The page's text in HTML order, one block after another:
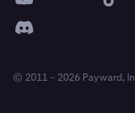
© 2011 – 2026 Payward,